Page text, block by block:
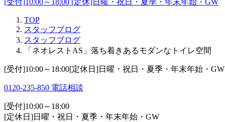
TOP
スタッフブログ
スタッフブログ
「ネオレストAS」落ち着きあるモダンなトイレ空間
[受付]10:00～18:00[定休日]日曜・祝日・夏季・年末年始・GW
0120-235-850 電話相談
[受付]10:00～18:00
[定休日]日曜・祝日・夏季・年末年始・GW